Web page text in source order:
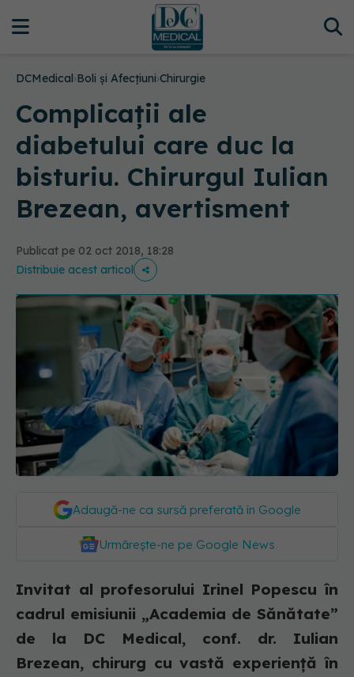
DCMedical›Boli și Afecțiuni›Chirurgie
Complicații ale
diabetului care duc la
bisturiu. Chirurgul Iulian
Brezean, avertisment
Publicat pe 02 oct 2018, 18:28
Distribuie acest articol
Adaugă-ne ca sursă preferată în Google
Urmărește-ne pe Google News
Invitat al profesorului Irinel Popescu în
cadrul emisiunii „Academia de Sănătate”
de la DC Medical, conf. dr. Iulian
Brezean, chirurg cu vastă experiență în